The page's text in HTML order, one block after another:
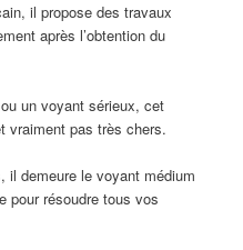
il propose des travaux
après l’obtention du
un voyant sérieux, cet
vraiment pas très chers.
il demeure le voyant médium
pour résoudre tous vos